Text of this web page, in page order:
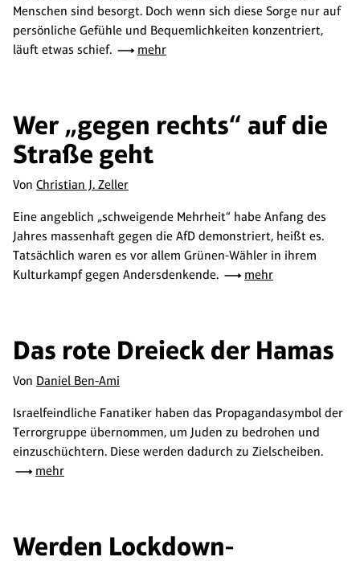
Menschen sind besorgt. Doch wenn sich diese Sorge nur auf
persönliche Gefühle und Bequemlichkeiten konzentriert,
läuft etwas schief.
mehr
Wer „gegen rechts“ auf die
Straße geht
Von Christian J. Zeller
Eine angeblich „schweigende Mehrheit“ habe Anfang des
Jahres massenhaft gegen die AfD demonstriert, heißt es.
Tatsächlich waren es vor allem Grünen-Wähler in ihrem
Kulturkampf gegen Andersdenkende.
mehr
Das rote Dreieck der Hamas
Von Daniel Ben-Ami
Israelfeindliche Fanatiker haben das Propagandasymbol der
Terrorgruppe übernommen, um Juden zu bedrohen und
einzuschüchtern. Diese werden dadurch zu Zielscheiben.
mehr
Werden Lockdown-